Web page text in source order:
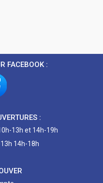
FACEBOOK :
:
13h et 14h-19h
14h-18h